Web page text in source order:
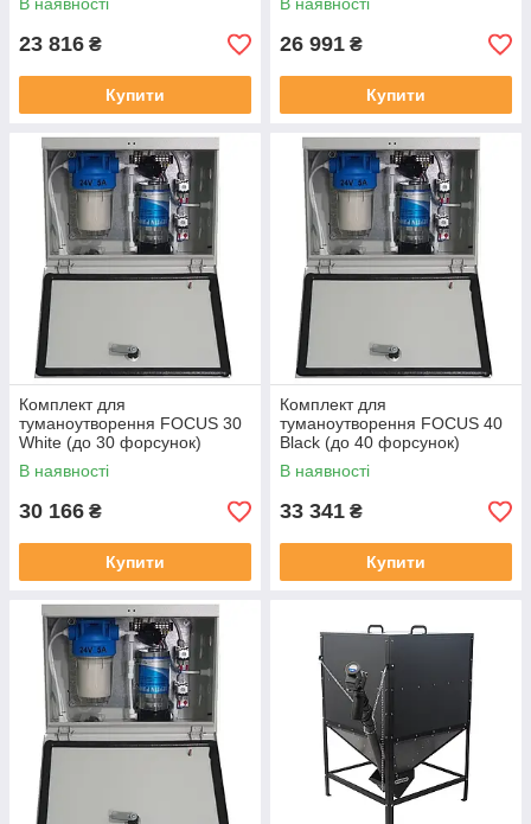
23 816 ₴
Купити
26 991 ₴
Купити
Комплект для
туманоутворення FOCUS 30
White (до 30 форсунок)
В наявності
30 166 ₴
Купити
Комплект для
туманоутворення FOCUS 40
Black (до 40 форсунок)
В наявності
33 341 ₴
Купити